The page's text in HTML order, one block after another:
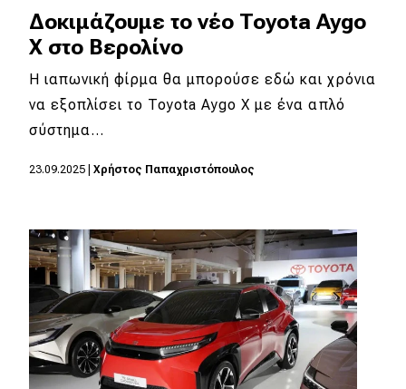
Νέα μοντέλα
Πρωτότυπα
Ελλάδα
Κόσμος
Τεχνολογία
Αγορά
Απόψεις
Test Drive
Δοκιμάζουμε το νέο Toyota Aygo
X στο Βερολίνο
Η ιαπωνική φίρμα θα μπορούσε εδώ και χρόνια
να εξοπλίσει το Toyota Aygo X με ένα απλό
σύστημα…
23.09.2025 Χρήστος Παπαχριστόπουλος